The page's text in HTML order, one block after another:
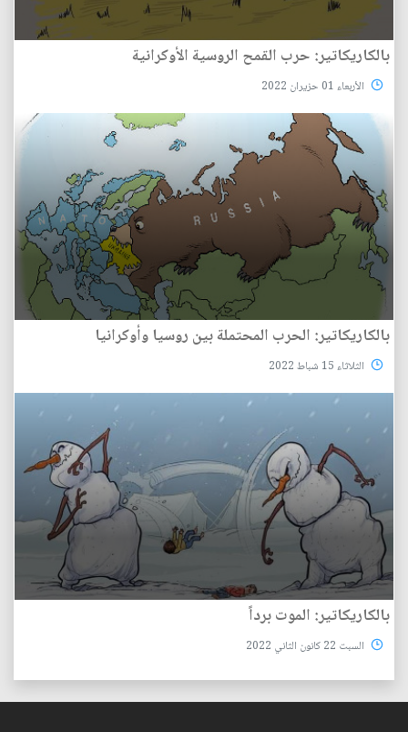
بالكاريكاتير: حرب القمح الروسية الأوكرانية
الأربعاء 01 حزيران 2022
بالكاريكاتير: الحرب المحتملة بين روسيا وأوكرانيا
الثلاثاء 15 شباط 2022
بالكاريكاتير: الموت برداً
السبت 22 كانون الثاني 2022